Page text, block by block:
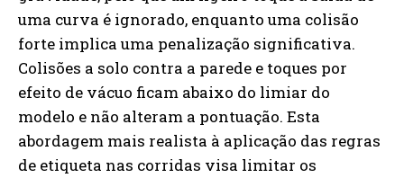
uma curva é ignorado, enquanto uma colisão
forte implica uma penalização significativa.
Colisões a solo contra a parede e toques por
efeito de vácuo ficam abaixo do limiar do
modelo e não alteram a pontuação. Esta
abordagem mais realista à aplicação das regras
de etiqueta nas corridas visa limitar os